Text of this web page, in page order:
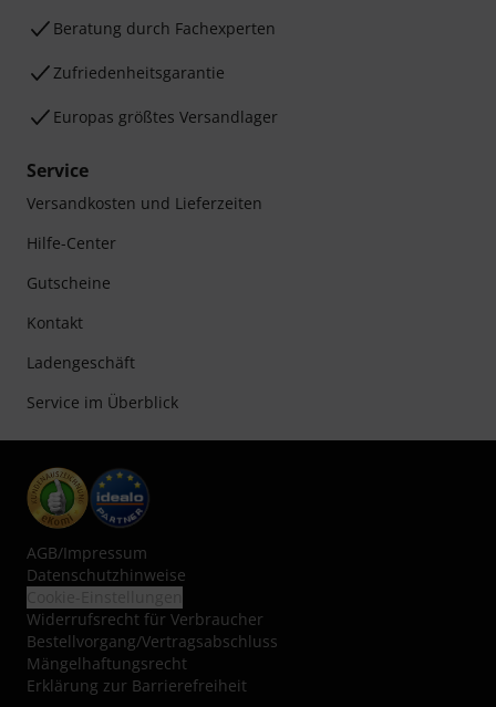
Beratung durch Fachexperten
Zufriedenheitsgarantie
Europas größtes Versandlager
Service
Versandkosten und Lieferzeiten
Hilfe-Center
Gutscheine
Kontakt
Ladengeschäft
Service im Überblick
AGB/Impressum
Datenschutzhinweise
Widerrufsrecht für Verbraucher
Bestellvorgang/Vertragsabschluss
Mängelhaftungsrecht
Erklärung zur Barrierefreiheit